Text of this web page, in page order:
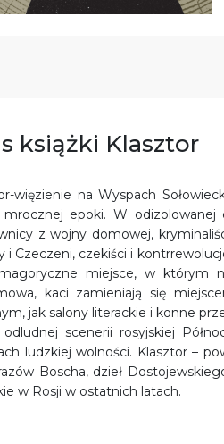
książki Klasztor
więzienie na Wyspach
mrocznej epoki. W
z wojny domowej,
i Czeczeni, czekiści i
miejsce, w którym
kaci zamieniają się
jak salony literackie i konne
scenerii rosyjskiej
ludzkiej wolności. Klasztor –
Boscha, dzieł
w Rosji w ostatnich latach.